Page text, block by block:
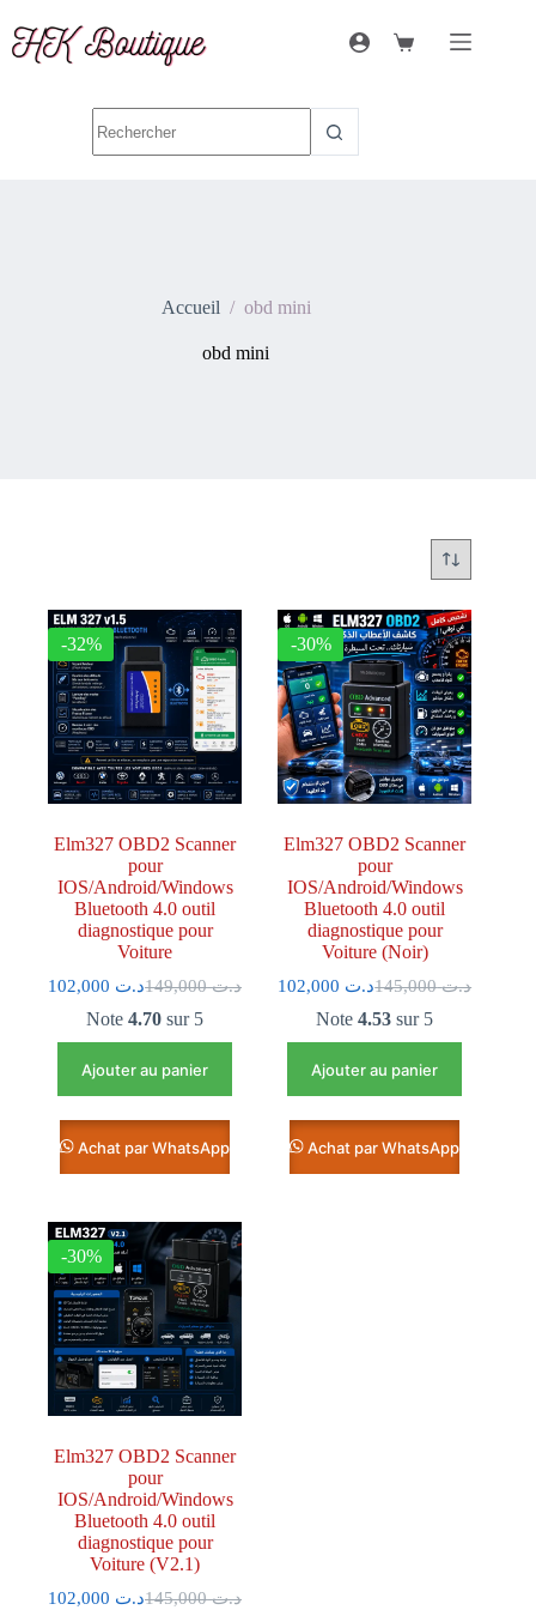
Accueil / obd mini
obd mini
-32%
Elm327 OBD2 Scanner
pour
IOS/Android/Windows
Bluetooth 4.0 outil
diagnostique pour
Voiture
د.ت149,000 د.ت
Note4.70 sur 5
Ajouter au panier
Achat par WhatsApp
-30%
Elm327 OBD2 Scanner
pour
IOS/Android/Windows
Bluetooth 4.0 outil
diagnostique pour
Voiture (Noir)
د.ت145,000 د.ت
Note4.53 sur 5
Ajouter au panier
Achat par WhatsApp
-30%
Elm327 OBD2 Scanner
pour
IOS/Android/Windows
Bluetooth 4.0 outil
diagnostique pour
Voiture (V2.1)
د.ت145,000 د.ت